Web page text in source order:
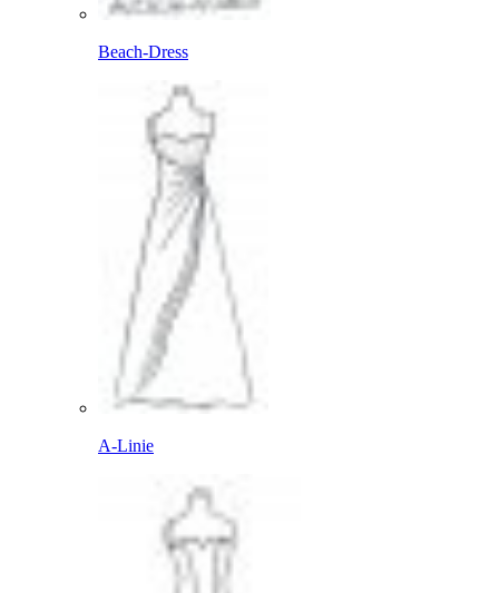
Beach-Dress
A-Linie